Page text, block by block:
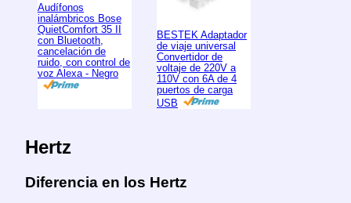
Audífonos
inalámbricos Bose
QuietComfort 35 II
con Bluetooth,
cancelación de
ruido, con control de
voz Alexa - Negro
BESTEK Adaptador
de viaje universal
Convertidor de
voltaje de 220V a
110V con 6A de 4
puertos de carga
USB
Hertz
Diferencia en los Hertz